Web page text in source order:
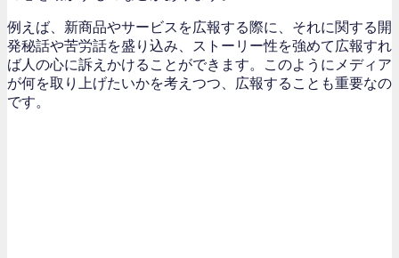
例えば、新商品やサービスを広報する際に、それに関する開
発秘話や苦労話を盛り込み、ストーリー性を強めて広報すれ
ば人の心に訴えかけることができます。このようにメディア
が何を取り上げたいかを考えつつ、広報することも重要なの
です。